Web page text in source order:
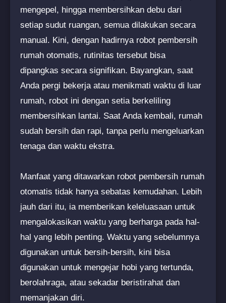
mengepel, hingga membersihkan debu dari
setiap sudut ruangan, semua dilakukan secara
manual. Kini, dengan hadirnya robot pembersih
rumah otomatis, rutinitas tersebut bisa
dipangkas secara signifikan. Bayangkan, saat
Anda pergi bekerja atau menikmati waktu di luar
rumah, robot ini dengan setia berkeliling
membersihkan lantai. Saat Anda kembali, rumah
sudah bersih dan rapi, tanpa perlu mengeluarkan
tenaga dan waktu ekstra.
Manfaat yang ditawarkan robot pembersih rumah
otomatis tidak hanya sebatas kemudahan. Lebih
jauh dari itu, ia memberikan keleluasaan untuk
mengalokasikan waktu yang berharga pada hal-
hal yang lebih penting. Waktu yang sebelumnya
digunakan untuk bersih-bersih, kini bisa
digunakan untuk mengejar hobi yang tertunda,
berolahraga, atau sekadar beristirahat dan
memanjakan diri.